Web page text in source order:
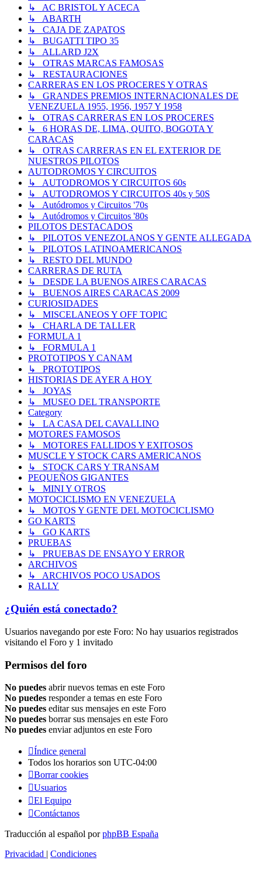
↳ AC BRISTOL Y ACECA
↳ ABARTH
↳ CAJA DE ZAPATOS
↳ BUGATTI TIPO 35
↳ ALLARD J2X
↳ OTRAS MARCAS FAMOSAS
↳ RESTAURACIONES
CARRERAS EN LOS PROCERES Y OTRAS
↳ GRANDES PREMIOS INTERNACIONALES DE
VENEZUELA 1955, 1956, 1957 Y 1958
↳ OTRAS CARRERAS EN LOS PROCERES
↳ 6 HORAS DE, LIMA, QUITO, BOGOTA Y
CARACAS
↳ OTRAS CARRERAS EN EL EXTERIOR DE
NUESTROS PILOTOS
AUTODROMOS Y CIRCUITOS
↳ AUTODROMOS Y CIRCUITOS 60s
↳ AUTODROMOS Y CIRCUITOS 40s y 50S
↳ Autódromos y Circuitos '70s
↳ Autódromos y Circuitos '80s
PILOTOS DESTACADOS
↳ PILOTOS VENEZOLANOS Y GENTE ALLEGADA
↳ PILOTOS LATINOAMERICANOS
↳ RESTO DEL MUNDO
CARRERAS DE RUTA
↳ DESDE LA BUENOS AIRES CARACAS
↳ BUENOS AIRES CARACAS 2009
CURIOSIDADES
↳ MISCELANEOS Y OFF TOPIC
↳ CHARLA DE TALLER
FORMULA 1
↳ FORMULA 1
PROTOTIPOS Y CANAM
↳ PROTOTIPOS
HISTORIAS DE AYER A HOY
↳ JOYAS
↳ MUSEO DEL TRANSPORTE
Category
↳ LA CASA DEL CAVALLINO
MOTORES FAMOSOS
↳ MOTORES FALLIDOS Y EXITOSOS
MUSCLE Y STOCK CARS AMERICANOS
↳ STOCK CARS Y TRANSAM
PEQUEÑOS GIGANTES
↳ MINI Y OTROS
MOTOCICLISMO EN VENEZUELA
↳ MOTOS Y GENTE DEL MOTOCICLISMO
GO KARTS
↳ GO KARTS
PRUEBAS
↳ PRUEBAS DE ENSAYO Y ERROR
ARCHIVOS
↳ ARCHIVOS POCO USADOS
RALLY
¿Quién está conectado?
Usuarios navegando por este Foro: No hay usuarios registrados
visitando el Foro y 1 invitado
Permisos del foro
No puedes abrir nuevos temas en este Foro
No puedes responder a temas en este Foro
No puedes editar sus mensajes en este Foro
No puedes borrar sus mensajes en este Foro
No puedes enviar adjuntos en este Foro
Índice general
Todos los horarios son UTC-04:00
Borrar cookies
Usuarios
El Equipo
Contáctanos
Traducción al español porphpBB España
Privacidad | Condiciones